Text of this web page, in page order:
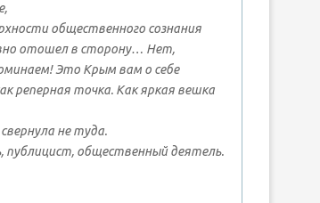
общественного сознания
отошел в сторону… Нет,
Это Крым вам о себе
реперная точка. Как яркая вешка
не туда.
публицист, общественный деятель.